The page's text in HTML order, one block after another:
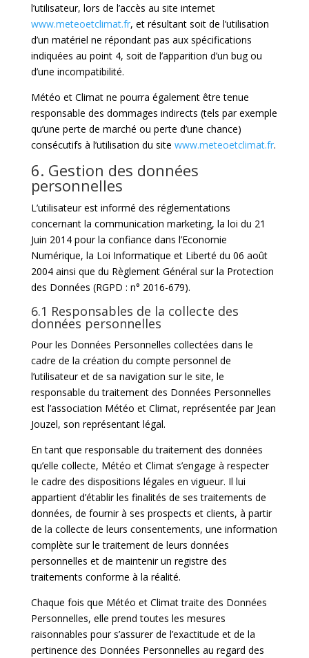
l’utilisateur, lors de l’accès au site internet
www.meteoetclimat.fr, et résultant soit de l’utilisation
d’un matériel ne répondant pas aux spécifications
indiquées au point 4, soit de l’apparition d’un bug ou
d’une incompatibilité.
Météo et Climat ne pourra également être tenue
responsable des dommages indirects (tels par exemple
qu’une perte de marché ou perte d’une chance)
consécutifs à l’utilisation du site www.meteoetclimat.fr.
6. Gestion des données
personnelles
L’utilisateur est informé des réglementations
concernant la communication marketing, la loi du 21
Juin 2014 pour la confiance dans l’Economie
Numérique, la Loi Informatique et Liberté du 06 août
2004 ainsi que du Règlement Général sur la Protection
des Données (RGPD : n° 2016-679).
6.1 Responsables de la collecte des
données personnelles
Pour les Données Personnelles collectées dans le
cadre de la création du compte personnel de
l’utilisateur et de sa navigation sur le site, le
responsable du traitement des Données Personnelles
est l’association Météo et Climat, représentée par Jean
Jouzel, son représentant légal.
En tant que responsable du traitement des données
qu’elle collecte, Météo et Climat s’engage à respecter
le cadre des dispositions légales en vigueur. Il lui
appartient d’établir les finalités de ses traitements de
données, de fournir à ses prospects et clients, à partir
de la collecte de leurs consentements, une information
complète sur le traitement de leurs données
personnelles et de maintenir un registre des
traitements conforme à la réalité.
Chaque fois que Météo et Climat traite des Données
Personnelles, elle prend toutes les mesures
raisonnables pour s’assurer de l’exactitude et de la
pertinence des Données Personnelles au regard des